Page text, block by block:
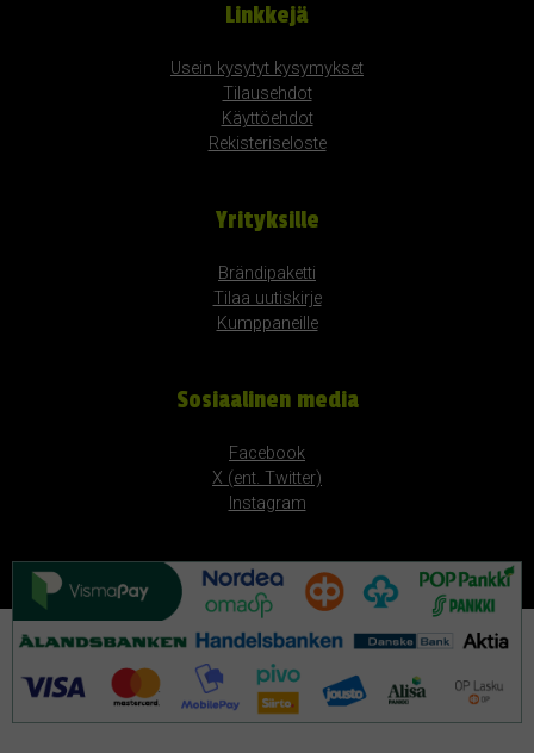
Linkkejä
Usein kysytyt kysymykset
Tilausehdot
Käyttöehdot
Rekisteriseloste
Yrityksille
Brändipaketti
Tilaa uutiskirje
Kumppaneille
Sosiaalinen media
Facebook
X (ent. Twitter)
Instagram